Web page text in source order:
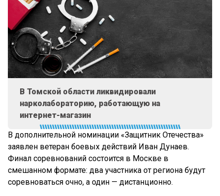
В Томской области ликвидировали
нарколабораторию, работающую на
интернет-магазин
В дополнительной номинации «Защитник Отечества»
заявлен ветеран боевых действий Иван Дунаев.
Финал соревнований состоится в Москве в
смешанном формате: два участника от региона будут
соревноваться очно, а один — дистанционно.